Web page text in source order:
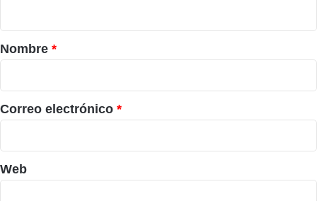
r
i
o
*
Nombre *
Correo electrónico *
Web